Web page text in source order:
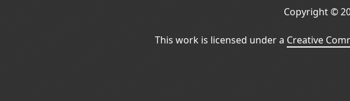
Copyright ©
This work is licensed under a Creative